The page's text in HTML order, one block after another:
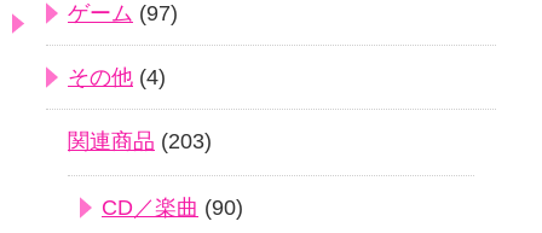
ゲーム (97)
その他 (4)
関連商品 (203)
CD／楽曲 (90)